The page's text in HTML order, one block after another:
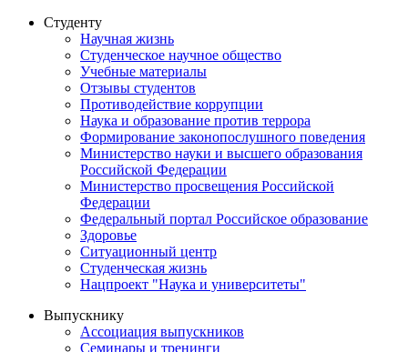
Студенту
Научная жизнь
Студенческое научное общество
Учебные материалы
Отзывы студентов
Противодействие коррупции
Наука и образование против террора
Формирование законопослушного поведения
Министерство науки и высшего образования
Российской Федерации
Министерство просвещения Российской
Федерации
Федеральный портал Российское образование
Здоровье
Ситуационный центр
Студенческая жизнь
Нацпроект "Наука и университеты"
Выпускнику
Ассоциация выпускников
Семинары и тренинги